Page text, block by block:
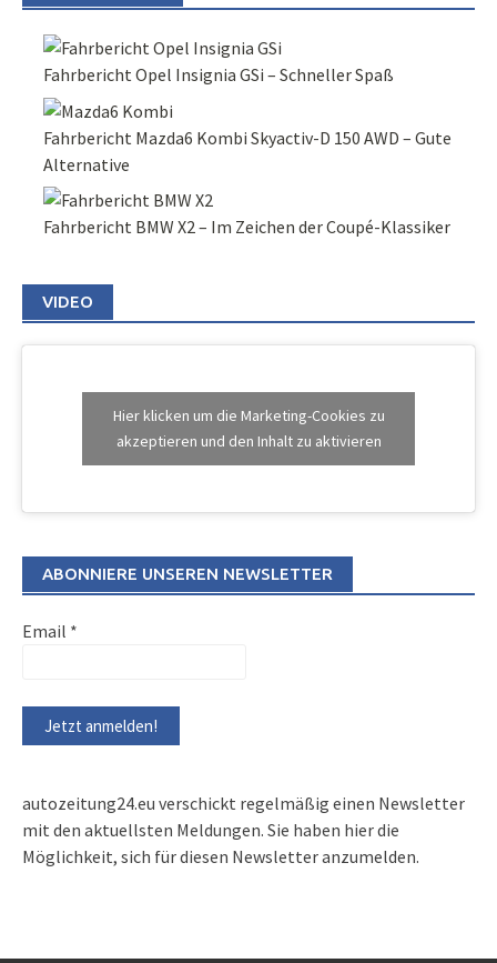
Fahrbericht Opel Insignia GSi – Schneller Spaß
Fahrbericht Mazda6 Kombi Skyactiv-D 150 AWD – Gute
Alternative
Fahrbericht BMW X2 – Im Zeichen der Coupé-Klassiker
VIDEO
Hier klicken um die Marketing-Cookies zu
akzeptieren und den Inhalt zu aktivieren
ABONNIERE UNSEREN NEWSLETTER
Email *
autozeitung24.eu verschickt regelmäßig einen Newsletter
mit den aktuellsten Meldungen. Sie haben hier die
Möglichkeit, sich für diesen Newsletter anzumelden.